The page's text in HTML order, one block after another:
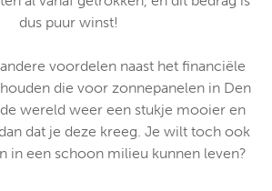
dus puur winst!
voordelen naast het financiële
die voor zonnepanelen in Den
wereld weer een stukje mooier en
dat je deze kreeg. Je wilt toch ook
in een schoon milieu kunnen leven?